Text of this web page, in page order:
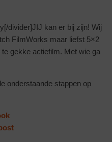
divider]JIJ kan er bij zijn! Wij
FilmWorks maar liefst 5×2
gekke actiefilm. Met wie ga
onderstaande stappen op